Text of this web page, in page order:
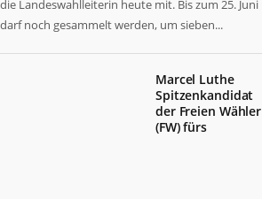
die Landeswahlleiterin heute mit. Bis zum 25. Juni
darf noch gesammelt werden, um sieben...
Marcel Luthe
Spitzenkandidat
der Freien Wähler
(FW) fürs